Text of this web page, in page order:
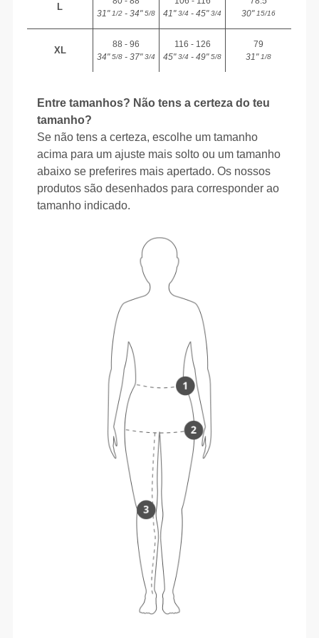
L
31"1/2 - 34"5/8
41"3/4 - 45"3/4
30"15/16
XL
88 - 96
34"5/8 - 37"3/4
116 - 126
45"3/4 - 49"5/8
79
31"1/8
Entre tamanhos? Não tens a certeza do teu
tamanho?
Se não tens a certeza, escolhe um tamanho
acima para um ajuste mais solto ou um tamanho
abaixo se preferires mais apertado. Os nossos
produtos são desenhados para corresponder ao
tamanho indicado.